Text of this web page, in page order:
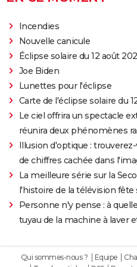
Incendies
Nouvelle canicule
Éclipse solaire du 12 août
Joe Biden
Lunettes pour l'éclipse
Carte de l'éclipse solaire du
Le ciel offrira un spectacle
réunira deux phénomènes
Illusion d'optique :
de chiffres cachée dans
La meilleure série sur la
l'histoire de la télévision fête
Personne n'y pense : à
tuyau de la machine à laver
Qui sommes-nous ? Equipe